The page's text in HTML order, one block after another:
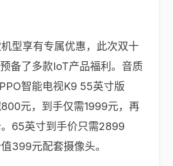
型享有专属优惠，此次双十
备了多款IoT产品福利。音质
智能电视K9 55英寸版
元，到手仅需1999元，再
65英寸到手价只需2899
399元配套摄像头。